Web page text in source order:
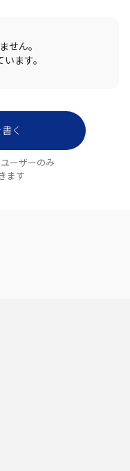
せん。
ます。
く
ーザーのみ
ます